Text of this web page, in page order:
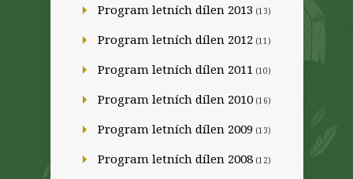
Program letních dílen 2013 (13)
Program letních dílen 2012 (11)
Program letních dílen 2011 (10)
Program letních dílen 2010 (16)
Program letních dílen 2009 (13)
Program letních dílen 2008 (12)